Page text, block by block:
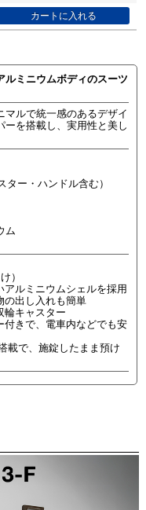
ルミニウムボディのスーツ
ルで統一感のあるデザイ
ーを搭載し、実用性と美し
ター・ハンドル含む）
ム
）
ルミニウムシェルを採用
の出し入れも簡単
輪キャスター
付きで、電車内などでも安
載で、施錠したまま預け